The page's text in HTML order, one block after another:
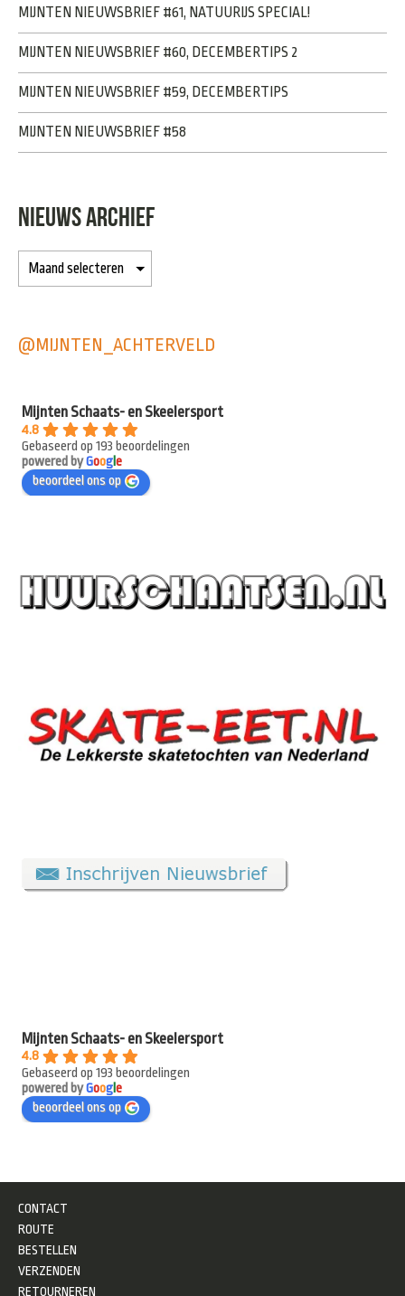
MIJNTEN NIEUWSBRIEF #61, NATUURIJS SPECIAL!
MIJNTEN NIEUWSBRIEF #60, DECEMBERTIPS 2
MIJNTEN NIEUWSBRIEF #59, DECEMBERTIPS
MIJNTEN NIEUWSBRIEF #58
NIEUWS ARCHIEF
@MIJNTEN_ACHTERVELD
Mijnten Schaats- en Skeelersport
4.8
Gebaseerd op 193 beoordelingen
powered byGooge
beoordeel ons op
Mijnten Schaats- en Skeelersport
4.8
Gebaseerd op 193 beoordelingen
powered byGooge
beoordeel ons op
CONTACT
ROUTE
BESTELLEN
VERZENDEN
RETOURNEREN